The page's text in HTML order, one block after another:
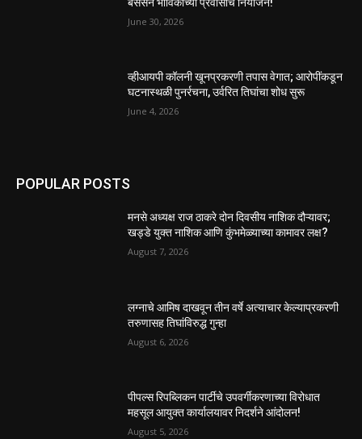
June 30, 2026
व्हीआयपी कॉलनी खूनप्रकरणी तपास वेगात; आरोपींकडून
घटनास्थळी पुनर्रचना, उर्वरित तिघांचा शोध सुरू
June 4, 2026
POPULAR POSTS
मनसे अध्यक्ष राज ठाकरे दोन दिवसीय नाशिक दौऱ्यावर;
खड्डे युक्त नाशिक आणि कुंभमेळ्याच्या कामावर लक्ष?
August 7, 2026
लग्नाचे आमिष दाखवून तीन वर्षे अत्याचार केल्याप्रकरणी
तरुणासह तिघांविरुद्ध गुन्हा
August 6, 2026
पीपल्स रिपब्लिकन पार्टीचे उपवर्गीकरणाच्या विरोधात
महसूल आयुक्त कार्यालयावर निदर्शने आंदोलन!
August 5, 2026